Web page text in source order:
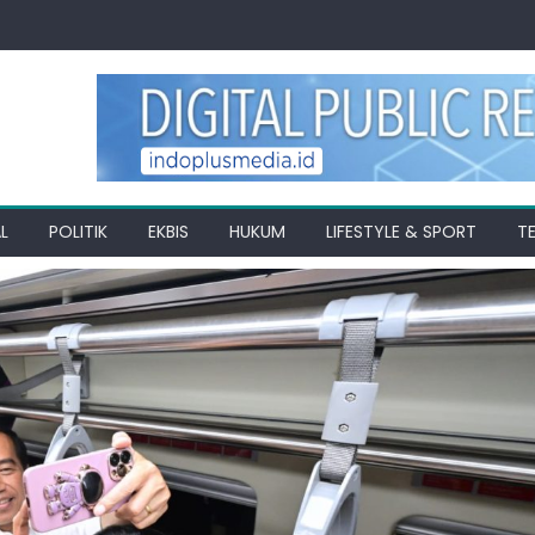
POLITIK EKBIS HUKUM LIFESTYLE & SPORT